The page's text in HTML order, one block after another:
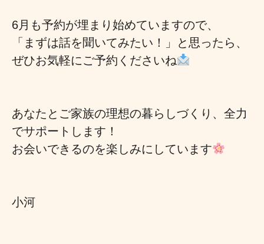
6月も予約が埋まり始めていますので、
「まずは話を聞いてみたい！」と思ったら、
ぜひお気軽にご予約くださいね
あなたとご家族の理想の暮らしづくり、全力
でサポートします！
お会いできるのを楽しみにしています
小河